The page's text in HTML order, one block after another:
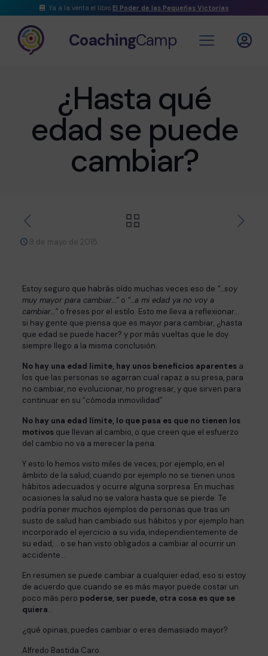
Ya a la venta el libro El Poder de las Pequeñas Victorias
CoachingCamp
¿Hasta qué
edad se puede
cambiar?
8 de mayo de 2015
Estoy seguro que habrás oído muchas veces eso de “…soy
muy mayor para cambiar…”o “…a mi edad ya no voy a
cambiar…”o freses por el estilo. Esto me lleva a reflexionar…
si hay gente que piensa que es mayor para cambiar, ¿hasta
que edad se puede hacer? y por más vueltas que le doy
siempre llego a la misma conclusión.
No hay una edad limite, hay unos beneficios aparentesa
los que las personas se agarran cual rapaz a su presa, para
no cambiar, no evolucionar, no progresar, y que sirven para
continuar en su “cómoda inmovilidad”
No hay una edad límite, lo que pasa es que no tienen los
motivosque llevan al cambio, o que creen que el esfuerzo
del cambio no va a merecer la pena.
Y esto lo hemos visto miles de veces, por ejemplo, en el
ámbito de la salud, cuando por ejemplo no se tienen unos
hábitos adecuados y ocurre alguna sorpresa. En muchas
ocasiones la salud no se valora hasta que se pierde. Te
podría poner muchos ejemplos de personas que tras un
susto de salud han cambiado sus hábitos y por ejemplo han
incorporado el ejercicio a su vida, independientemente de
su edad, …o se han visto obligados a cambiar al ocurrir un
accidente…
En resumen se puede cambiar a cualquier edad, eso si estoy
de acuerdo que cuando se es más mayor puede costar un
poco más pero poderse, ser puede, otra cosa es que se
quiera…
¿qué opinas, puedes cambiar o eres demasiado mayor?
Alfredo Bastida Caro.